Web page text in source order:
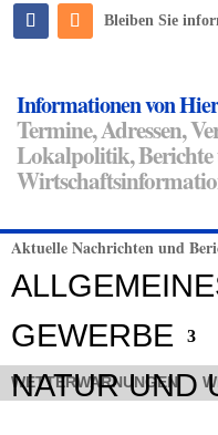
Bleiben Sie
Informationen von Hier
Termine, Adressen,
Lokalpolitik,
Aktuelle Nachrichten und
GEWERBE
NATUR UND
WETTERWARNUNGEN